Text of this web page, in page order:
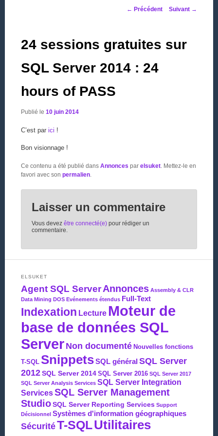
Navigation des articles
← Précédent Suivant →
24 sessions gratuites sur
SQL Server 2014 : 24
hours of PASS
Publié le 10 juin 2014
C’est par ici !
Bon visionnage !
Ce contenu a été publié dans Annonces par elsuket. Mettez-le en
favori avec son permalien.
Laisser un commentaire
Vous devez être connecté(e)pour rédiger un
commentaire.
ELSUKET
Agent SQL Server Annonces Assembly & CLR
Data Mining DOS Evénements étendus Full-Text
Indexation Lecture Moteur de
base de données SQL
Server Non documenté Nouvelles fonctions
T-SQL Snippets SQL général SQL Server
2012 SQL Server 2014 SQL Server 2016 SQL Server 2017
SQL Server Analysis Services SQL Server Integration
Services SQL Server Management
Studio SQL Server Reporting Services Support
Décisionnel Systèmes d'information géographiques
SécuritéT-SQLUtilitaires